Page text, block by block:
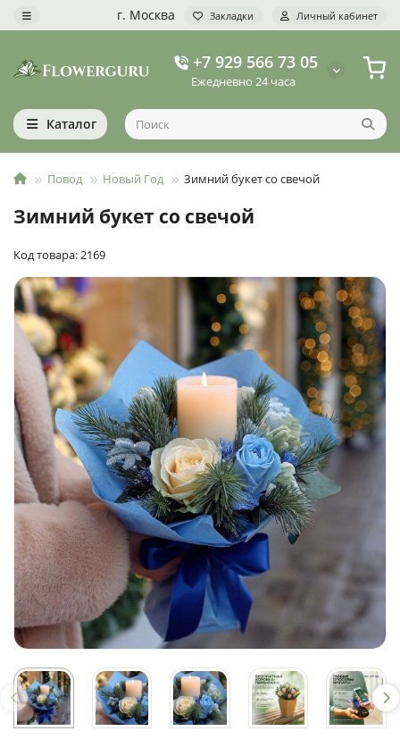
г. Москва Закладки Личный кабинет
+7 929 566 73 05
Ежедневно 24 часа
Каталог
Повод Новый Год Зимний букет со свечой
Зимний букет со свечой
Код товара: 2169